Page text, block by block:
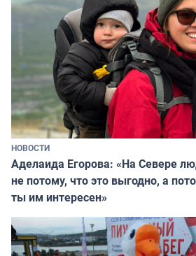
НОВОСТИ
Аделаида Егорова: «На Севере
не потому, что это выгодно, а
ты им интересен»